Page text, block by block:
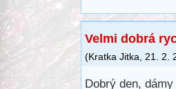
Velmi dobrá
(Kratka Jitka 21. 2.
Dobrý den,